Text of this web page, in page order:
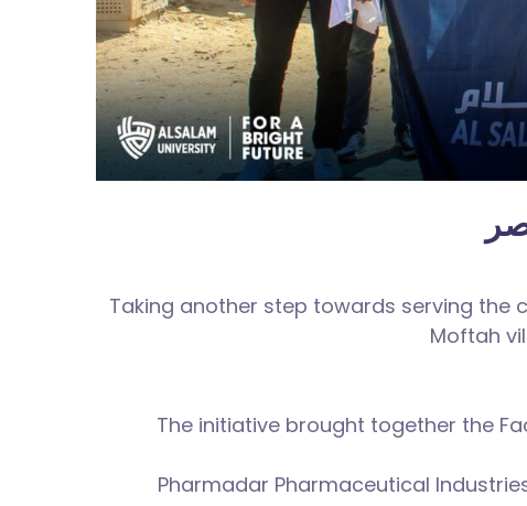
Taking another step towards serving the
Moftah
The initiative brought together the
Pharmadar Pharmaceutical